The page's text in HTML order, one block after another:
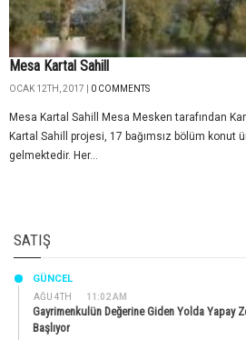
Mesa Kartal Sahill
OCAK 12TH, 2017 | 0 COMMENTS
Mesa Kartal Sahill Mesa Mesken tarafından
Kartal Sahill projesi, 17 bağımsız bölüm konut
gelmektedir. Her...
SATIŞ
AĞU 4TH 11:02 AM
GÜNCEL
Gayrimenkulün Değerine Giden Yolda Yapay
Başlıyor